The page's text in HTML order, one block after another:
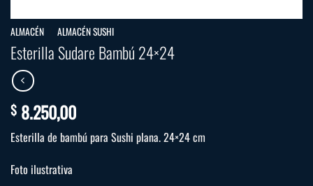
ALMACÉN ALMACÉN SUSHI
Esterilla Sudare Bambú 24×24
$ 8.250,00
Esterilla de bambú para Sushi plana. 24×24 cm
Foto ilustrativa